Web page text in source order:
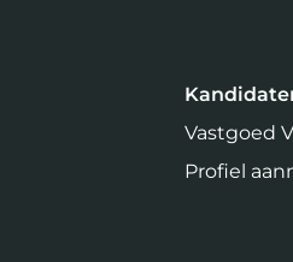
Vastgoed
Profiel